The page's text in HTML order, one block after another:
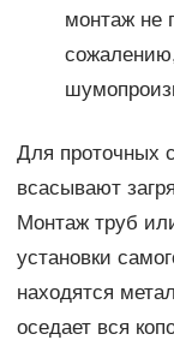
монтаж не
Для проточных
всасывают
Монтаж труб
установки
находятся
оседает вся